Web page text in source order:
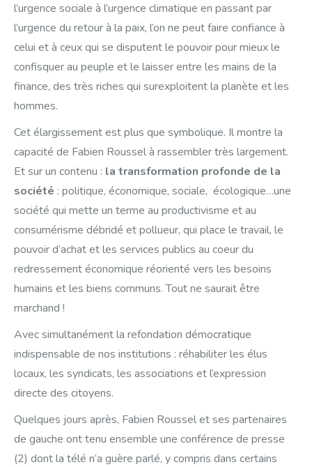
l’urgence sociale à l’urgence climatique en passant par
l’urgence du retour à la paix, l’on ne peut faire confiance à
celui et à ceux qui se disputent le pouvoir pour mieux le
confisquer au peuple et le laisser entre les mains de la
finance, des très riches qui surexploitent la planète et les
hommes.
Cet élargissement est plus que symbolique. Il montre la
capacité de Fabien Roussel à rassembler très largement.
Et sur un contenu : la transformation profonde de la
société : politique, économique, sociale, écologique…une
société qui mette un terme au productivisme et au
consumérisme débridé et pollueur, qui place le travail, le
pouvoir d’achat et les services publics au coeur du
redressement économique réorienté vers les besoins
humains et les biens communs. Tout ne saurait être
marchand !
Avec simultanément la refondation démocratique
indispensable de nos institutions : réhabiliter les élus
locaux, les syndicats, les associations et l’expression
directe des citoyens.
Quelques jours après, Fabien Roussel et ses partenaires
de gauche ont tenu ensemble une conférence de presse
(2) dont la télé n’a guère parlé, y compris dans certains